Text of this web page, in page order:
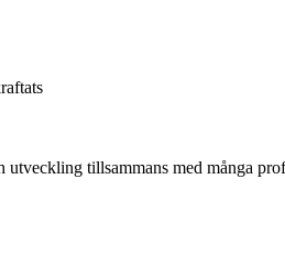
tillsammans med många